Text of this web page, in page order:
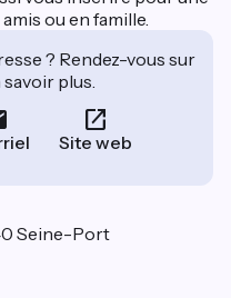
ou en famille.
? Rendez-vous sur
plus.
Site web
Seine-Port